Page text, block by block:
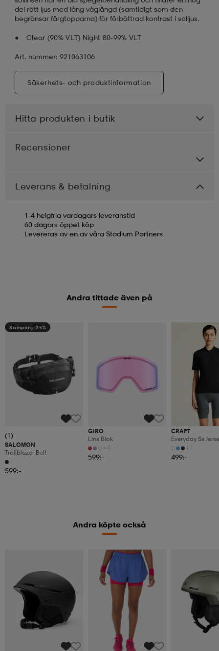
del rött ljus med lång våglängd (samtidigt som den
begränsar färgtopparna) för förbättrad kontrast i solljus.
Clear (90% VLT) Night 80-99% VLT
Art. nummer: 921063106
Säkerhets- och produktinformation
Hitta produkten i butik
Recensioner
Leverans & betalning
1-4 helgfria vardagars leveranstid
60 dagars öppet köp
Levereras av en av våra Stadium Partners
Andra tittade även på
Kampanj -25%
(1)
SALOMON
Trailblazer Belt
599:-
GIRO
Lins Blok
+4
599:-
CRAFT
Everyday Ss
+1
499:-
Andra köpte också